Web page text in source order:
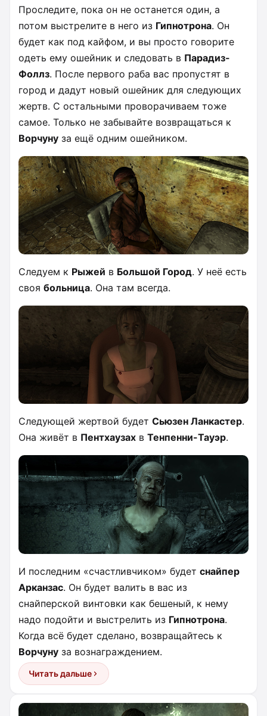
Проследите, пока он не останется один, а
потом выстрелите в него из Гипнотрона. Он
будет как под кайфом, и вы просто говорите
одеть ему ошейник и следовать в Парадиз-
Фоллз. После первого раба вас пропустят в
город и дадут новый ошейник для следующих
жертв. С остальными проворачиваем тоже
самое. Только не забывайте возвращаться к
Ворчуну за ещё одним ошейником.
Следуем к Рыжей в Большой Город. У неё есть
своя больница. Она там всегда.
Следующей жертвой будет Сьюзен Ланкастер.
Она живёт в Пентхаузах в Тенпенни-Тауэр.
И последним «счастливчиком» будет снайпер
Арканзас. Он будет валить в вас из
снайперской винтовки как бешеный, к нему
надо подойти и выстрелить из Гипнотрона.
Когда всё будет сделано, возвращайтесь к
Ворчуну за вознаграждением.
Читать дальше